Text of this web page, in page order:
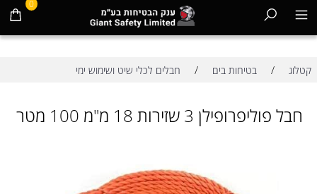
0
קטלוג / בטיחות בים / חבלים לכלי שיט ושימוש ימי
חבל פוליפרופילן 3 שזירות 18 מ"מ 100 מטר